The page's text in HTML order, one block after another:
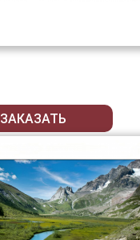
ЗАКАЗАТЬ